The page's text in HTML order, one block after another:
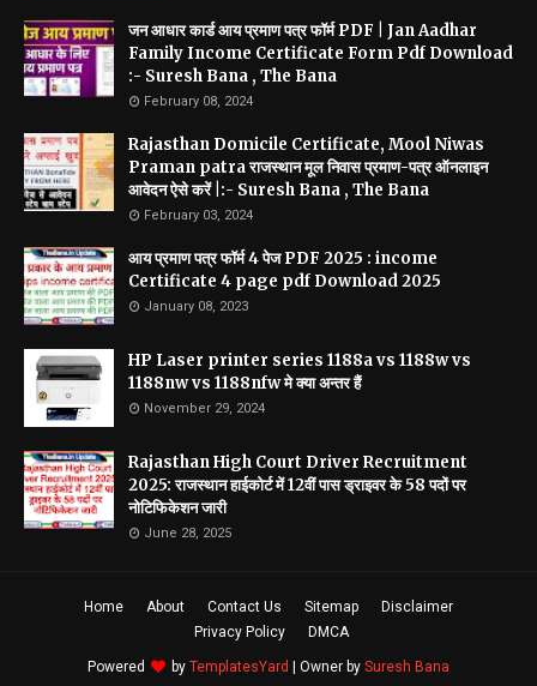
जन आधार कार्ड आय प्रमाण पत्र फॉर्म PDF | Jan Aadhar
Family Income Certificate Form Pdf Download
:- Suresh Bana , The Bana
February 08, 2024
Rajasthan Domicile Certificate, Mool Niwas
Praman patra राजस्थान मूल निवास प्रमाण-पत्र ऑनलाइन
आवेदन ऐसे करें |:- Suresh Bana , The Bana
February 03, 2024
आय प्रमाण पत्र फॉर्म 4 पेज PDF 2025 : income
Certificate 4 page pdf Download 2025
January 08, 2023
HP Laser printer series 1188a vs 1188w vs
1188nw vs 1188nfw मे क्या अन्तर हैं
November 29, 2024
Rajasthan High Court Driver Recruitment
2025: राजस्थान हाईकोर्ट में 12वीं पास ड्राइवर के 58 पदों पर
नोटिफिकेशन जारी
June 28, 2025
Home About Contact Us Sitemap
Disclaimer
Privacy Policy
DMCA
Powered by TemplatesYard | Owner by Suresh Bana